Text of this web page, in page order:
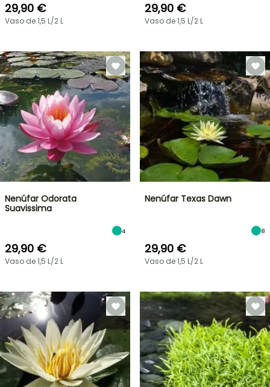
29,90 €
Vaso de 1,5 L/2 L
29,90 €
Vaso de 1,5 L/2 L
Nenúfar Odorata
Suavissima
4
29,90 €
Vaso de 1,5 L/2 L
Nenúfar Texas Dawn
8
29,90 €
Vaso de 1,5 L/2 L